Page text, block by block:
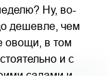
Ну, во-
дешевле, чем
овощи, в том
и с